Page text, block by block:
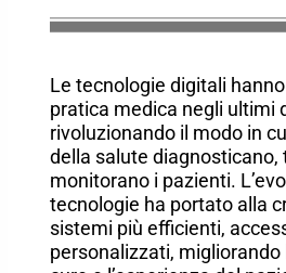
Le tecnologie digitali
pratica medica negli ultimi
rivoluzionando il modo in
della salute diagnosticano,
monitorano i pazienti.
tecnologie ha portato alla
sistemi più efficienti,
personalizzati, migliorando